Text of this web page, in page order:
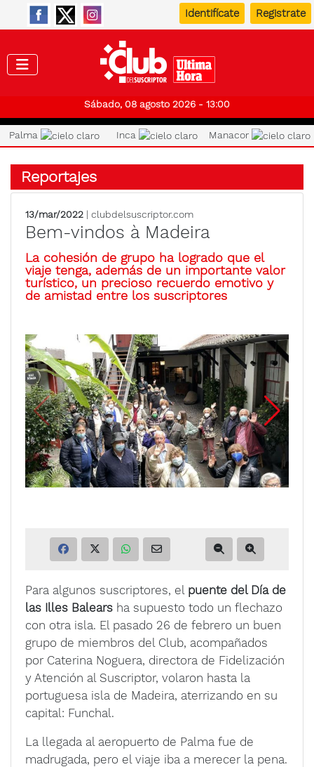
Identifícate Registrate
Sábado, 08 agosto 2026 - 13:00
Palma Inca Manacor
Reportajes
13/mar/2022 | clubdelsuscriptor.com
Bem-vindos à Madeira
La cohesión de grupo ha logrado que el
viaje tenga, además de un importante valor
turístico, un precioso recuerdo emotivo y
de amistad entre los suscriptores
Para algunos suscriptores, el puente del Día de
las Illes Balears ha supuesto todo un flechazo
con otra isla. El pasado 26 de febrero un buen
grupo de miembros del Club, acompañados
por Caterina Noguera, directora de Fidelización
y Atención al Suscriptor, volaron hasta la
portuguesa isla de Madeira, aterrizando en su
capital: Funchal.
La llegada al aeropuerto de Palma fue de
madrugada, pero el viaje iba a merecer la pena.